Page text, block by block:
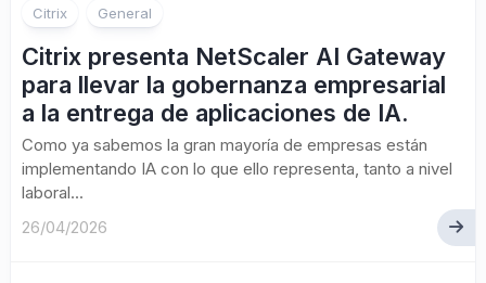
Citrix General
Citrix presenta NetScaler AI Gateway
para llevar la gobernanza empresarial
a la entrega de aplicaciones de IA.
Como ya sabemos la gran mayoría de empresas están
implementando IA con lo que ello representa, tanto a nivel
laboral...
26/04/2026